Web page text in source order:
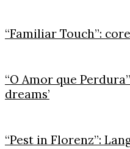
“Familiar Touch”:
“O Amor que
dreams’
“Pest in Florenz”: